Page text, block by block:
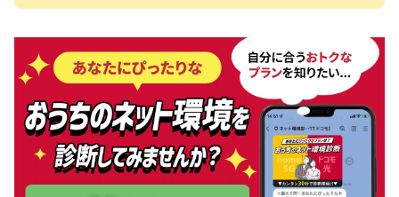
通信機器 インターネット
申し込み 通信規格 一人暮らし
プロバイダ 動画
リモート 工事 マンション
ゲーム テレビ 賃貸